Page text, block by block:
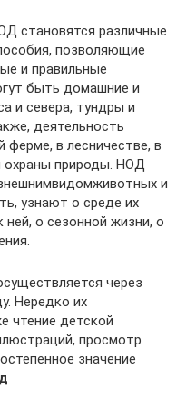
становятся различные
позволяющие
и правильные
быть домашние и
и севера, тундры и
деятельность
ферме, в лесничестве, в
охраны природы. НОД
и
узнают о среде их
ней, о сезонной жизни, о
через
Нередко их
чтение детской
просмотр
значение